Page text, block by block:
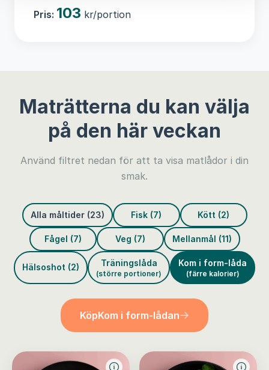
Pris: 103 kr/portion
Maträtterna du kan välja
på den här veckan
Använd filtret nedan för att ta visa matlådor i din
smak.
Alla måltider (23) Fisk (7) Kött (2)
Fågel (7) Veg (7) Mellanmål (11)
Hälsoshot (2) Träningslåda
(större portioner)
Kom i form-låda
(färre kalorier)
KöpKom i form-lådan